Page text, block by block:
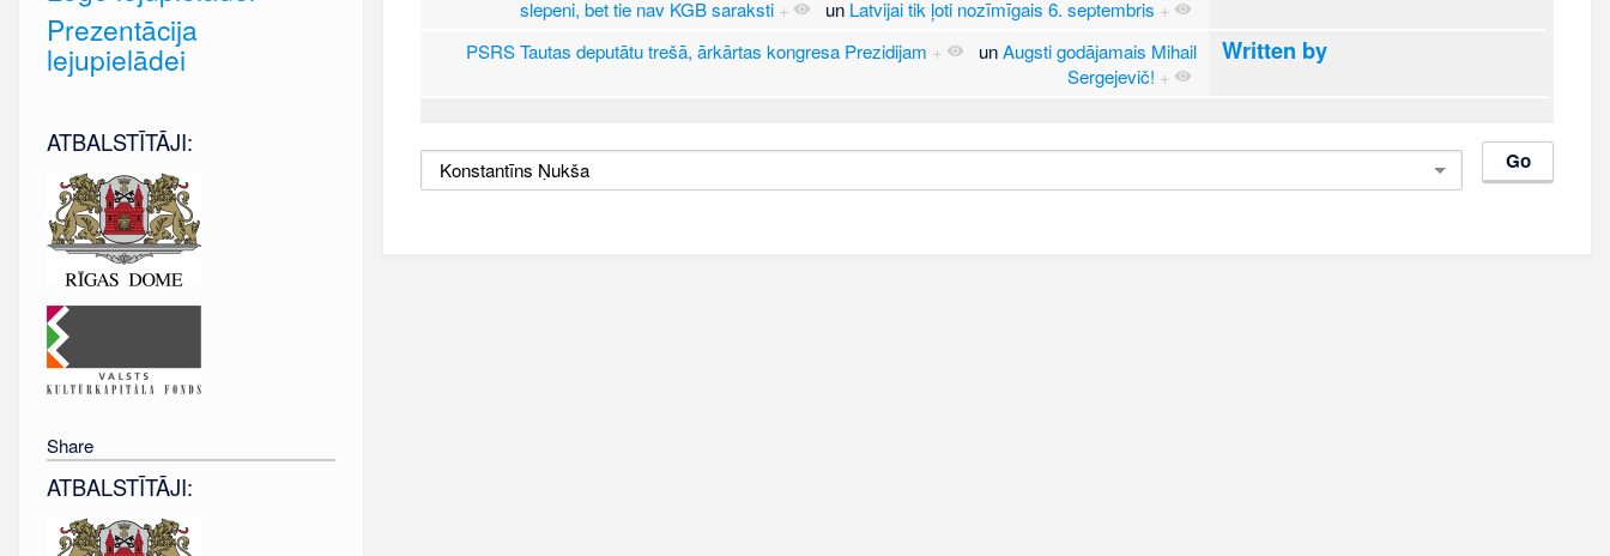
slepeni, bet tie nav KGB saraksti + un Latvijai tik ļoti nozīmīgais 6. septembris +
PSRS Tautas deputātu trešā, ārkārtas kongresa Prezidijam + unAugsti godājamais Mihail
Sergejevič! +
Written by
Prezentācija
lejupielādei
ATBALSTĪTĀJI:
Share
ATBALSTĪTĀJI: